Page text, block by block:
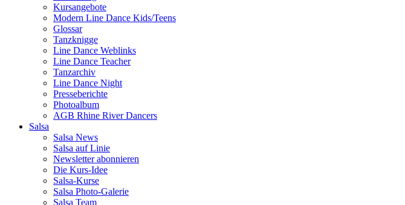
Kursangebote
Modern Line Dance Kids/Teens
Glossar
Tanzknigge
Line Dance Weblinks
Line Dance Teacher
Tanzarchiv
Line Dance Night
Presseberichte
Photoalbum
AGB Rhine River Dancers
Salsa
Salsa News
Salsa auf Linie
Newsletter abonnieren
Die Kurs-Idee
Salsa-Kurse
Salsa Photo-Galerie
Salsa Team